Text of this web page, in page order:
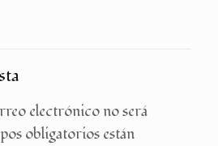
electrónico no será
obligatorios están